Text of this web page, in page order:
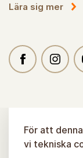
Lära sig mer
För att
vi tekniska